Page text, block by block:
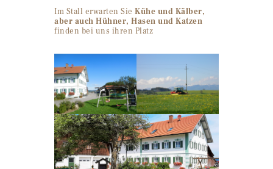
Im Stall erwarten Sie Kühe und Kälber,
aber auch Hühner, Hasen und Katzen
finden bei uns ihren Platz